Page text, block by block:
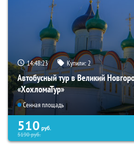
14:48:22 Купили:2
Автобусный тур в Великий
«ХохломаТур»
Сенная площадь
510 руб.
5190руб.